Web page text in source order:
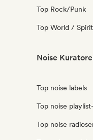
Top Rock/Punk
Top World /
Noise
Top noise labels
Top noise
Top noise